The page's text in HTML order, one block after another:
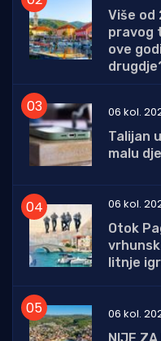
Više od
pravog
ove
06 kol.
Talijan
malu
06 kol.
Otok
litnje
06 kol.
NIJE